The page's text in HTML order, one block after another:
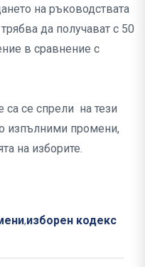
на ръководствата
да получават с 50
в сравнение с
се спрели на тези
изпълними промени,
на изборите.
,изборен кодекс